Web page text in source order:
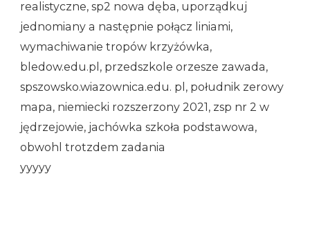
realistyczne, sp2 nowa dęba, uporządkuj
jednomiany a następnie połącz liniami,
wymachiwanie tropów krzyżówka,
bledow.edu.pl, przedszkole orzesze zawada,
spszowsko.wiazownica.edu. pl, południk zerowy
mapa, niemiecki rozszerzony 2021, zsp nr 2 w
jędrzejowie, jachówka szkoła podstawowa,
obwohl trotzdem zadania
yyyyy